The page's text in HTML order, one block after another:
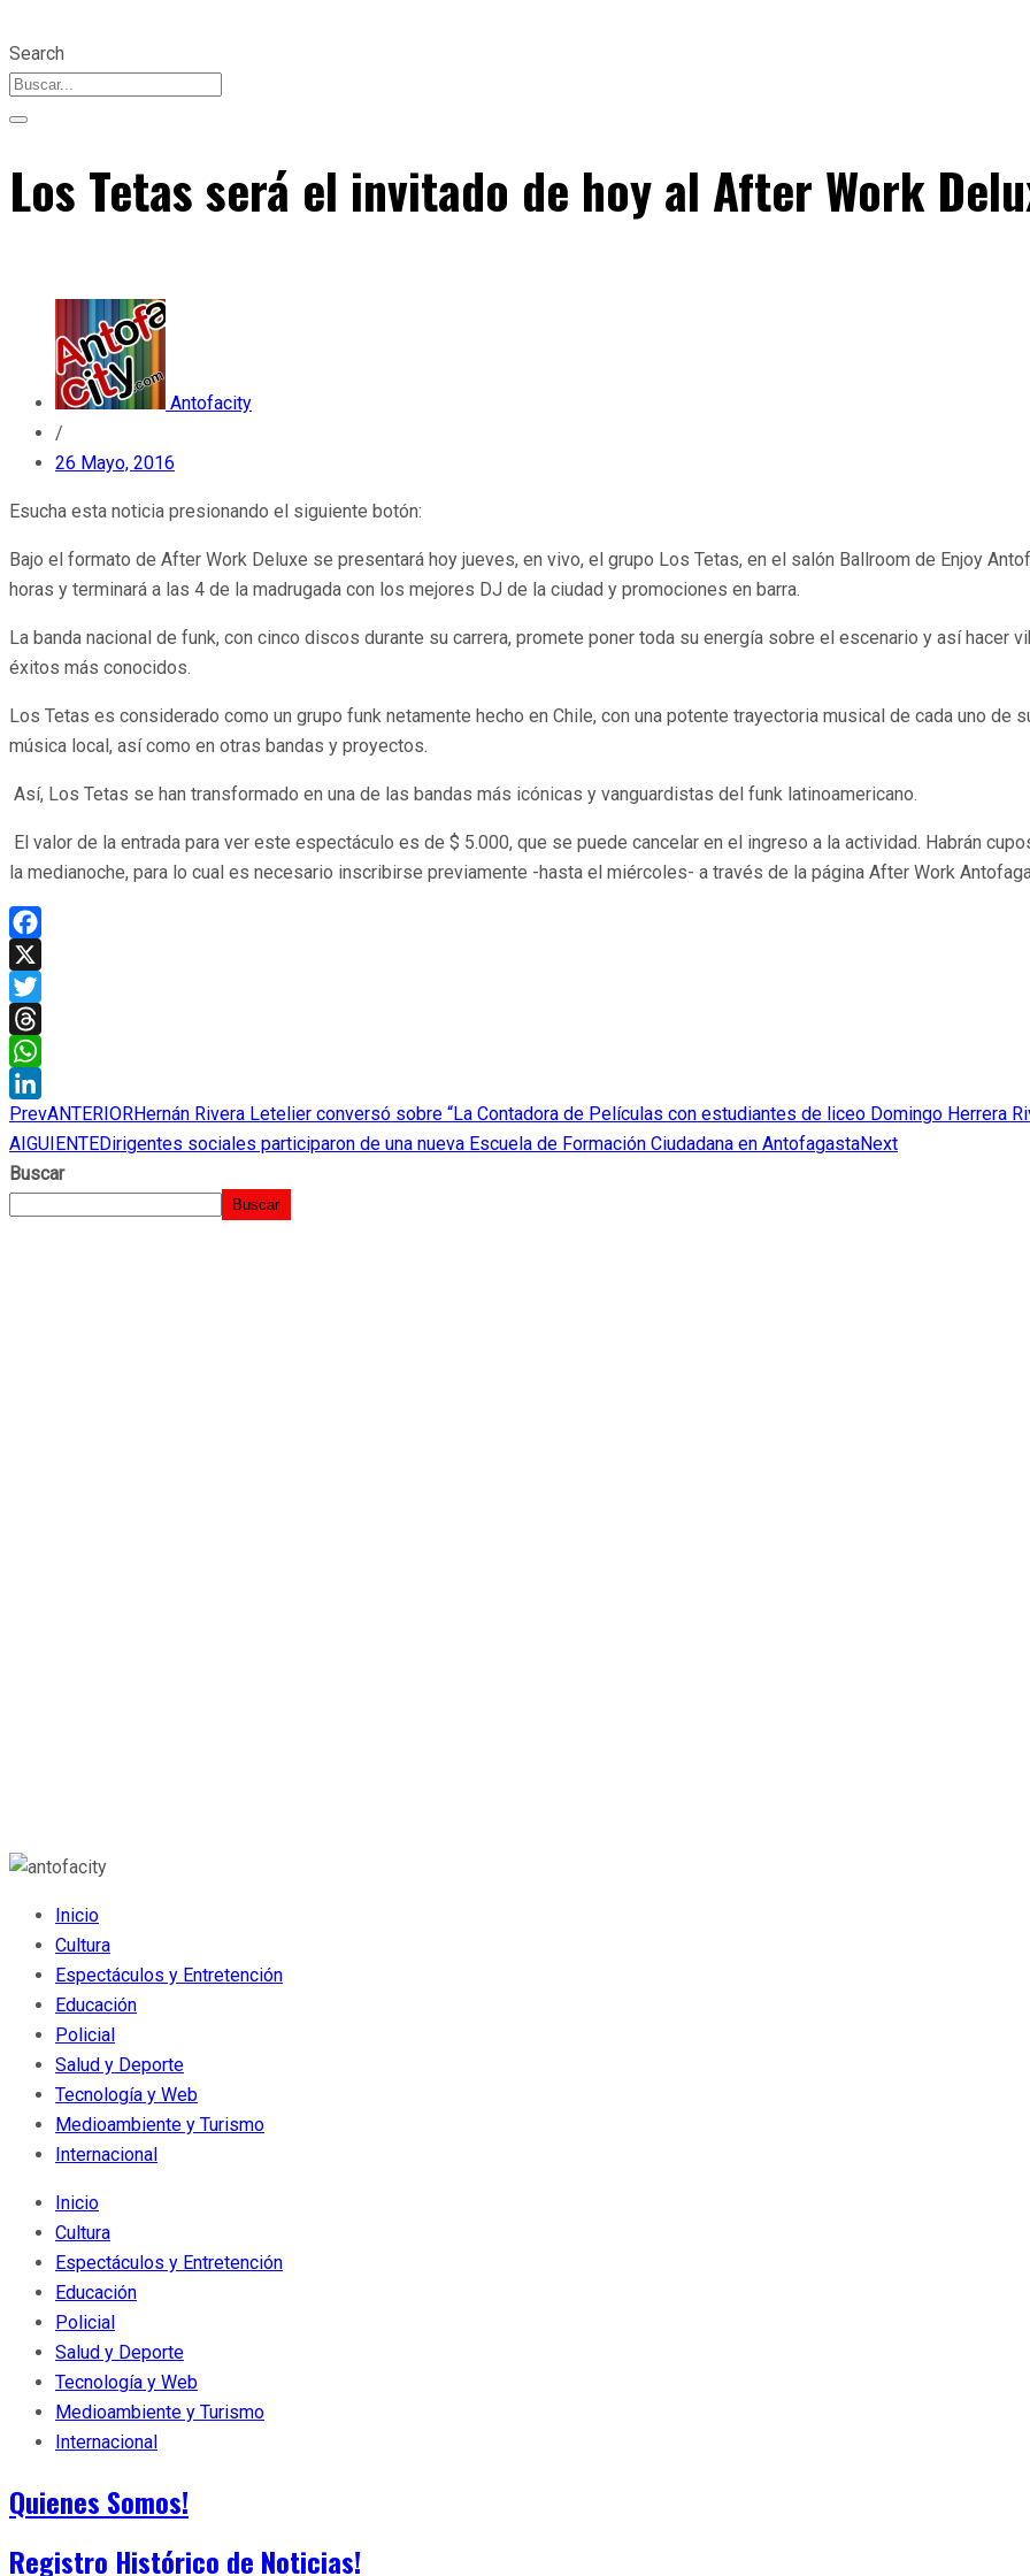
Search
Los Tetas será el invitado de hoy al After Work
Antofacity
/
26 Mayo, 2016
Esucha esta noticia presionando el siguiente botón:
Bajo el formato de After Work Deluxe se presentará hoy jueves, en vivo, el grupo Los Tetas, en el salón Ballroom de Enjoy
horas y terminará a las 4 de la madrugada con los mejores DJ de la ciudad y promociones en barra.
La banda nacional de funk, con cinco discos durante su carrera, promete poner toda su energía sobre el escenario y así hacer
éxitos más conocidos.
Los Tetas es considerado como un grupo funk netamente hecho en Chile, con una potente trayectoria musical de cada uno
música local, así como en otras bandas y proyectos.
Así, Los Tetas se han transformado en una de las bandas más icónicas y vanguardistas del funk latinoamericano.
El valor de la entrada para ver este espectáculo es de $ 5.000, que se puede cancelar en el ingreso a la actividad. Habrán
la medianoche, para lo cual es necesario inscribirse previamente -hasta el miércoles- a través de la página After Work
Facebook
X
Twitter
Threads
WhatsApp
LinkedIn
PrevANTERIORHernán Rivera Letelier conversó sobre “La Contadora de Películas con estudiantes de liceo Domingo Herrera
AIGUIENTEDirigentes sociales participaron de una nueva Escuela de Formación Ciudadana en AntofagastaNext
Buscar
Buscar
Inicio
Cultura
Espectáculos y Entretención
Educación
Policial
Salud y Deporte
Tecnología y Web
Medioambiente y Turismo
Internacional
Inicio
Cultura
Espectáculos y Entretención
Educación
Policial
Salud y Deporte
Tecnología y Web
Medioambiente y Turismo
Internacional
Quienes Somos!
Registro Histórico de Noticias!